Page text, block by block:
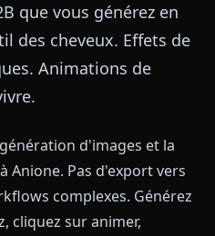
que vous générez en
des cheveux. Effets de
Animations de
d'images et la
Anione. Pas d'export vers
complexes. Générez
cliquez sur animer,